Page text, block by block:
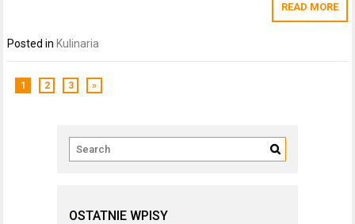
READ MORE
Posted in Kulinaria
1 2 3 »
OSTATNIE WPISY